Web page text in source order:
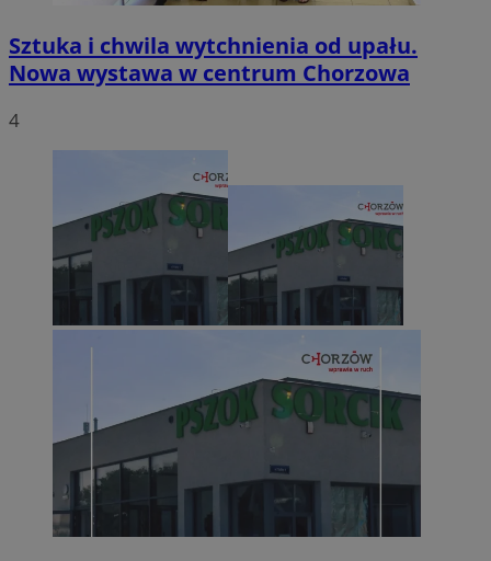
Sztuka i chwila wytchnienia od upału.
Nowa wystawa w centrum Chorzowa
4